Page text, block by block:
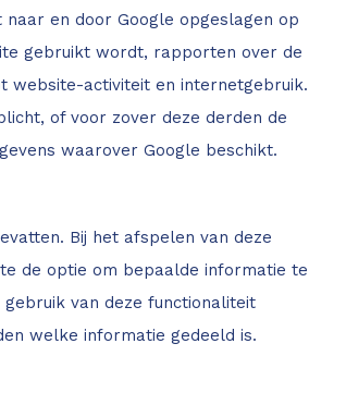
en door Google opgeslagen op
gebruikt wordt, rapporten over de
website-activiteit en internetgebruik.
of voor zover deze derden de
waarover Google beschikt.
Bij het afspelen van deze
de optie om bepaalde informatie te
van deze functionaliteit
welke informatie gedeeld is.